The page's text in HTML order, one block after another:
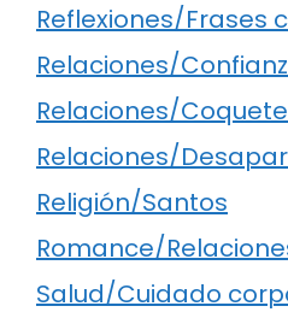
Reflexiones/Frases
Relaciones/
Relaciones/
Relaciones/
Religión/Santos
Romance/
Salud/Cuidado